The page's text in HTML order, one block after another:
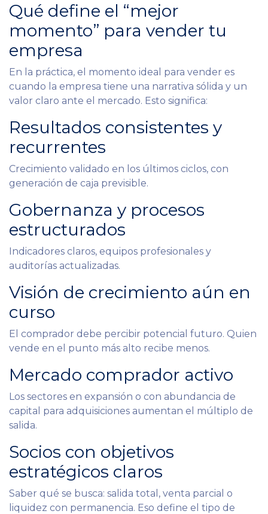
Qué define el “mejor
momento” para vender tu
empresa
En la práctica, el momento ideal para vender es
cuando la empresa tiene una narrativa sólida y un
valor claro ante el mercado. Esto significa:
Resultados consistentes y
recurrentes
Crecimiento validado en los últimos ciclos, con
generación de caja previsible.
Gobernanza y procesos
estructurados
Indicadores claros, equipos profesionales y
auditorías actualizadas.
Visión de crecimiento aún en
curso
El comprador debe percibir potencial futuro. Quien
vende en el punto más alto recibe menos.
Mercado comprador activo
Los sectores en expansión o con abundancia de
capital para adquisiciones aumentan el múltiplo de
salida.
Socios con objetivos
estratégicos claros
Saber qué se busca: salida total, venta parcial o
liquidez con permanencia. Eso define el tipo de